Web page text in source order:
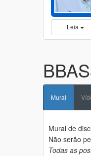
Leia
Mural
Mural de
Não serão
Todas as